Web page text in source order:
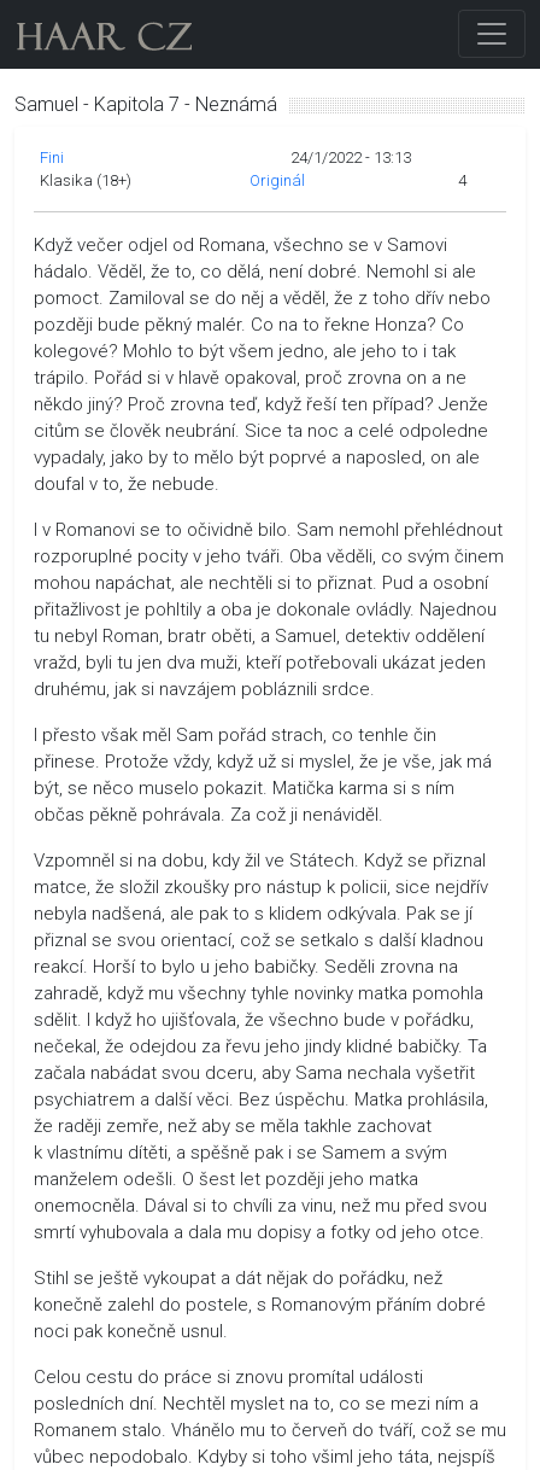
Samuel - Kapitola 7 - Neznámá
Fini
24/1/2022 - 13:13
Klasika (18+)
Originál 4
Když večer odjel od Romana, všechno se v Samovi
hádalo. Věděl, že to, co dělá, není dobré. Nemohl si ale
pomoct. Zamiloval se do něj a věděl, že z toho dřív nebo
později bude pěkný malér. Co na to řekne Honza? Co
kolegové? Mohlo to být všem jedno, ale jeho to i tak
trápilo. Pořád si v hlavě opakoval, proč zrovna on a ne
někdo jiný? Proč zrovna teď, když řeší ten případ? Jenže
citům se člověk neubrání. Sice ta noc a celé odpoledne
vypadaly, jako by to mělo být poprvé a naposled, on ale
doufal v to, že nebude.
I v Romanovi se to očividně bilo. Sam nemohl přehlédnout
rozporuplné pocity v jeho tváři. Oba věděli, co svým činem
mohou napáchat, ale nechtěli si to přiznat. Pud a osobní
přitažlivost je pohltily a oba je dokonale ovládly. Najednou
tu nebyl Roman, bratr oběti, a Samuel, detektiv oddělení
vražd, byli tu jen dva muži, kteří potřebovali ukázat jeden
druhému, jak si navzájem pobláznili srdce.
I přesto však měl Sam pořád strach, co tenhle čin
přinese. Protože vždy, když už si myslel, že je vše, jak má
být, se něco muselo pokazit. Matička karma si s ním
občas pěkně pohrávala. Za což ji nenáviděl.
Vzpomněl si na dobu, kdy žil ve Státech. Když se přiznal
matce, že složil zkoušky pro nástup k policii, sice nejdřív
nebyla nadšená, ale pak to s klidem odkývala. Pak se jí
přiznal se svou orientací, což se setkalo s další kladnou
reakcí. Horší to bylo u jeho babičky. Seděli zrovna na
zahradě, když mu všechny tyhle novinky matka pomohla
sdělit. I když ho ujišťovala, že všechno bude v pořádku,
nečekal, že odejdou za řevu jeho jindy klidné babičky. Ta
začala nabádat svou dceru, aby Sama nechala vyšetřit
psychiatrem a další věci. Bez úspěchu. Matka prohlásila,
že raději zemře, než aby se měla takhle zachovat
k vlastnímu dítěti, a spěšně pak i se Samem a svým
manželem odešli. O šest let později jeho matka
onemocněla. Dával si to chvíli za vinu, než mu před svou
smrtí vyhubovala a dala mu dopisy a fotky od jeho otce.
Stihl se ještě vykoupat a dát nějak do pořádku, než
konečně zalehl do postele, s Romanovým přáním dobré
noci pak konečně usnul.
Celou cestu do práce si znovu promítal události
posledních dní. Nechtěl myslet na to, co se mezi ním a
Romanem stalo. Vhánělo mu to červeň do tváří, což se mu
vůbec nepodobalo. Kdyby si toho všiml jeho táta, nejspíš